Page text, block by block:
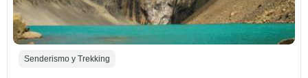
Senderismo y Trekking